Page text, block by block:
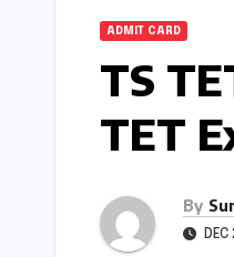
ADMIT CARD
TS
TET
By